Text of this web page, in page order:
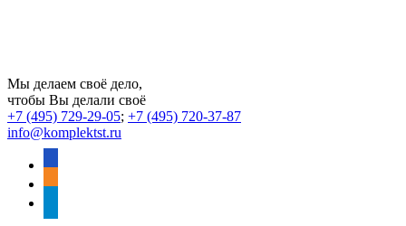
Мы делаем своё дело,
чтобы Вы делали своё
+7 (495) 729-29-05; +7 (495) 720-37-87
info@komplektst.ru